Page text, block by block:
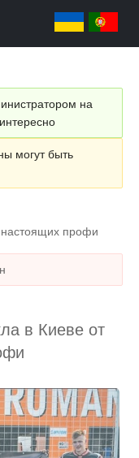
на
могут быть
настоящих профи
в Киеве от